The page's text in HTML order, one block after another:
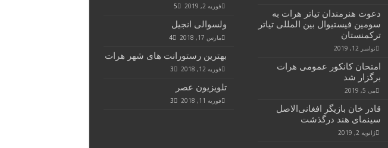
فوریه 2, 2019 5
ولسوالی انجیل
مارس 17, 2018 4
بهترین رستورانت های شهر هرات
فوریه 12, 2018 3
تلویزیون عصر
فوریه 11, 2018 3
دعوت هنرمندان تیاتر هرات به
سومین فیستیوال بین المللی تیاتر
ترکمنستان
نوامبر 12, 2019
امتحان کانکور عمومی هرات
برگزار شد
می 5, 2019
قادر خان بازیگر افغانی‌الاصل
سینمای هند درگذشت
ژانویه 2, 2019